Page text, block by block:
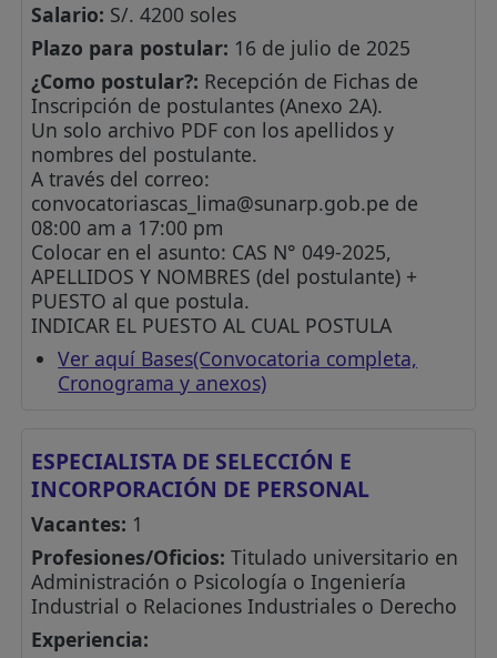
Salario: S/. 4200 soles
Plazo para postular: 16 de julio de 2025
¿Como postular?: Recepción de Fichas de
Inscripción de postulantes (Anexo 2A).
Un solo archivo PDF con los apellidos y
nombres del postulante.
A través del correo:
convocatoriascas_lima@sunarp.gob.pe de
08:00 am a 17:00 pm
Colocar en el asunto: CAS N° 049-2025,
APELLIDOS Y NOMBRES (del postulante) +
PUESTO al que postula.
INDICAR EL PUESTO AL CUAL POSTULA
Ver aquí Bases(Convocatoria completa,
Cronograma y anexos)
ESPECIALISTA DE SELECCIÓN E
INCORPORACIÓN DE PERSONAL
Vacantes: 1
Profesiones/Oficios: Titulado universitario en
Administración o Psicología o Ingeniería
Industrial o Relaciones Industriales o Derecho
Experiencia: